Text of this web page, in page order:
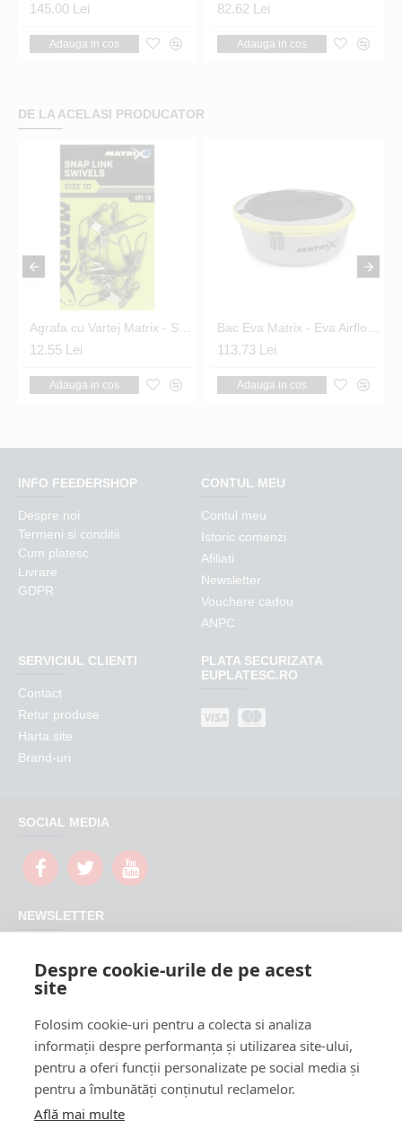
145.00 Lei
Adauga in cos
82.62 Lei
Adauga in cos
DE LA ACELASI PRODUCATOR
12.55 Lei
Adauga in cos
113.73 Lei
Adauga in cos
INFO FEEDERSHOP
Despre noi
Termeni si conditii
Cum platesc
Livrare
GDPR
CONTUL MEU
Contul meu
Istoric comenzi
Afiliati
Newsletter
Vouchere cadou
ANPC
SERVICIUL CLIENTI
Contact
Retur produse
Harta site
Brand-uri
PLATA SECURIZATA
EUPLATESC.RO
SOCIAL MEDIA
NEWSLETTER
FeederShop
CAPTCHA
Please complete the
captcha validation
below
Despre cookie-urile de pe acest
site
Folosim cookie-uri pentru a colecta si analiza
informații despre performanța și utilizarea site-ului,
pentru a oferi funcții personalizate pe social media și
pentru a îmbunătăți conținutul reclamelor.
Află mai multe